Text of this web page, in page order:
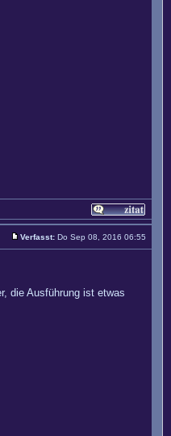
Verfasst: Do Sep 08, 2016 06:55
die Ausführung ist etwas